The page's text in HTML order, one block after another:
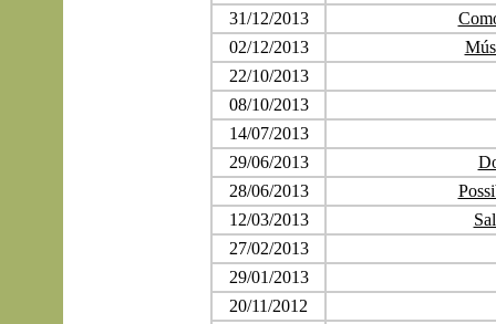
31/12/2013
02/12/2013
22/10/2013
08/10/2013
14/07/2013
29/06/2013
28/06/2013
12/03/2013
27/02/2013
29/01/2013
20/11/2012